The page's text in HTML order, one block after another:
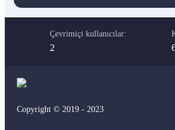
Çevrimiçi kullanıcılar:
2
Copyright © 2019 - 2023